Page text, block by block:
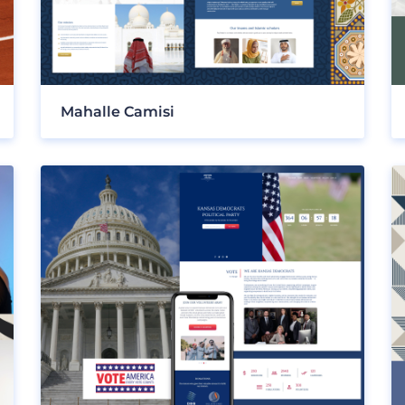
Mahalle Camisi